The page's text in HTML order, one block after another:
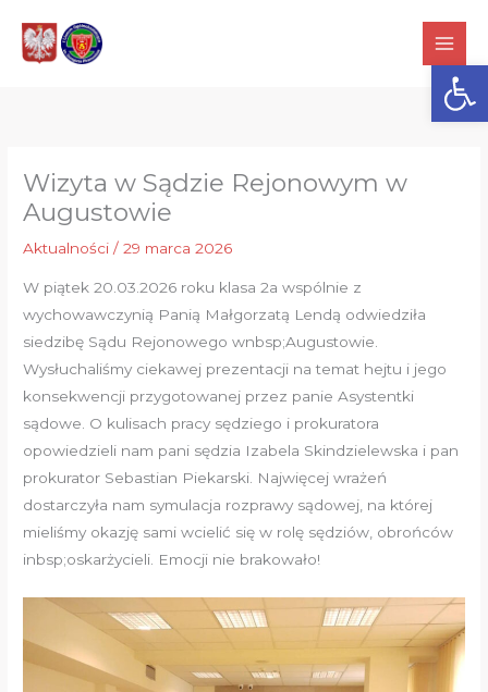
treści
Wizyta w Sądzie Rejonowym w
Augustowie
Aktualności /29 marca 2026
W piątek 20.03.2026 roku klasa 2a wspólnie z
wychowawczynią Panią Małgorzatą Lendą odwiedziła
siedzibę Sądu Rejonowego wnbsp;Augustowie.
Wysłuchaliśmy ciekawej prezentacji na temat hejtu i jego
konsekwencji przygotowanej przez panie Asystentki
sądowe. O kulisach pracy sędziego i prokuratora
opowiedzieli nam pani sędzia Izabela Skindzielewska i pan
prokurator Sebastian Piekarski. Najwięcej wrażeń
dostarczyła nam symulacja rozprawy sądowej, na której
mieliśmy okazję sami wcielić się w rolę sędziów, obrońców
inbsp;oskarżycieli. Emocji nie brakowało!